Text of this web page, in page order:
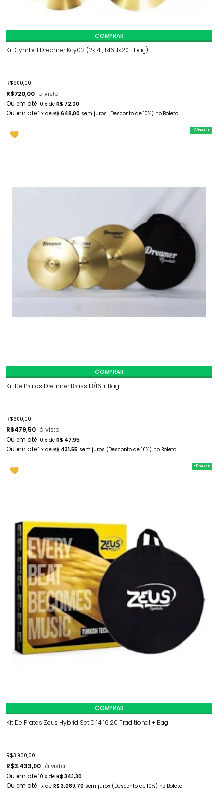
Kit Cymbal Dreamer Kcy02 (2x14 , 1x16 ,1x20 +bag)
R$900,00
R$720,00 à vista
10 x de R$ 72,00
1 x de R$ 648,00 sem juros (Desconto de 10%) no Boleto
COMPRAR
-20%
Kit De Pratos Dreamer Brass 13/16 + Bag
R$600,00
R$479,50 à vista
10 x de R$ 47,95
1 x de R$ 431,55 sem juros (Desconto de 10%) no Boleto
COMPRAR
-11%
Kit De Pratos Zeus Hybrid Set C 14 16 20 Traditional + Bag
R$3.900,00
R$3.433,00 à vista
10 x de R$ 343,30
1 x de R$ 3.089,70 sem juros (Desconto de 10%) no Boleto
COMPRAR